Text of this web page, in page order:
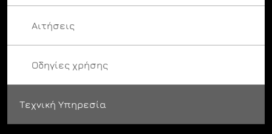
Αιτήσεις
Οδηγίες χρήσης
Τεχνική Υπηρεσία